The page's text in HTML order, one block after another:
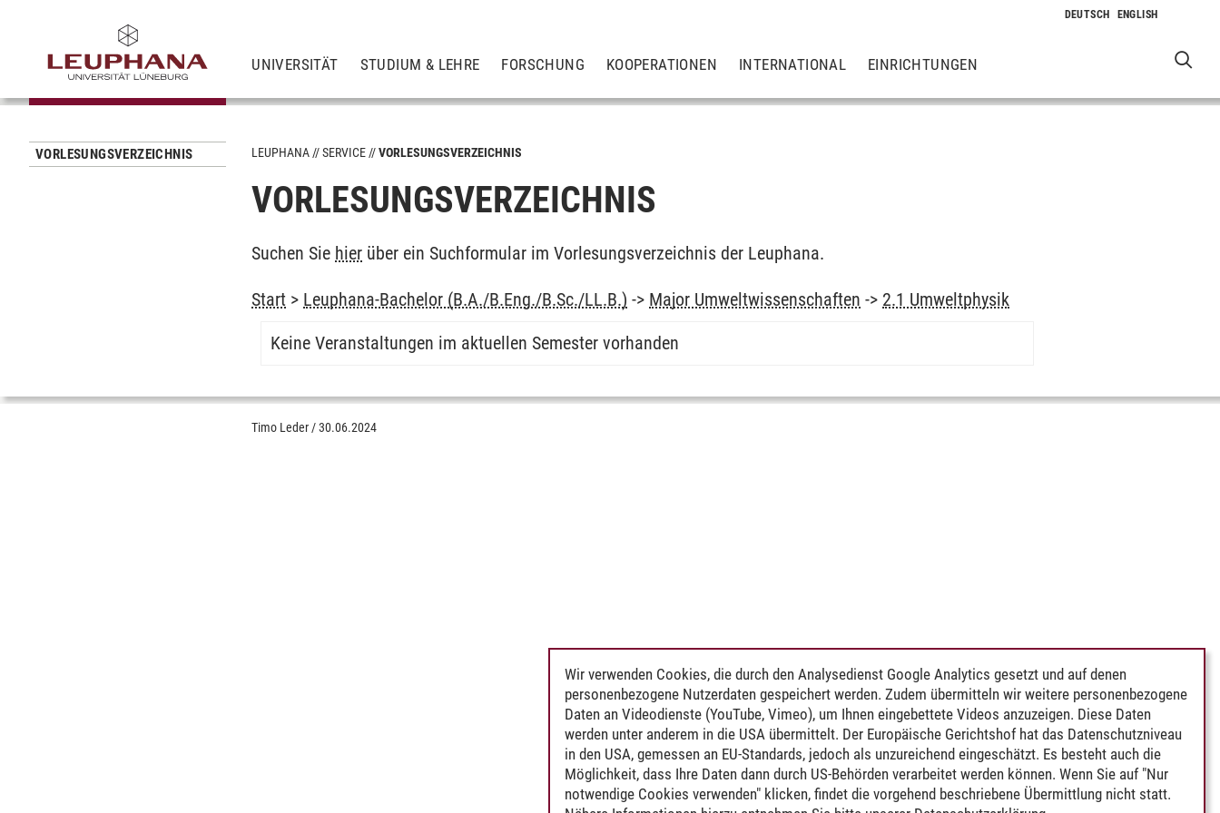
UNIVERSITÄT STUDIUM & LEHRE FORSCHUNG KOOPERATIONEN INTERNATIONAL EINRICHTUNGEN
VORLESUNGSVERZEICHNIS LEUPHANA SERVICE VORLESUNGSVERZEICHNIS
VORLESUNGSVERZEICHNIS
Suchen Sie hier über ein Suchformular im Vorlesungsverzeichnis der Leuphana.
Start > Leuphana-Bachelor (B.A./B.Eng./B.Sc./LL.B.) -> Major Umweltwissenschaften -> 2.1 Umweltphysik
Keine Veranstaltungen im aktuellen Semester vorhanden
Timo Leder /30.06.2024
Wir verwenden Cookies, die durch den Analysedienst Google Analytics gesetzt und auf denen
personenbezogene Nutzerdaten gespeichert werden. Zudem übermitteln wir weitere personenbezogene
Daten an Videodienste (YouTube, Vimeo), um Ihnen eingebettete Videos anzuzeigen. Diese Daten
werden unter anderem in die USA übermittelt. Der Europäische Gerichtshof hat das Datenschutzniveau
in den USA, gemessen an EU-Standards, jedoch als unzureichend eingeschätzt. Es besteht auch die
Möglichkeit, dass Ihre Daten dann durch US-Behörden verarbeitet werden können. Wenn Sie auf "Nur
notwendige Cookies verwenden" klicken, findet die vorgehend beschriebene Übermittlung nicht statt.